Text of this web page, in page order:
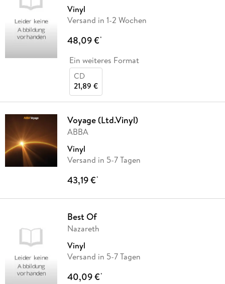
Vinyl
Versand in 1-2 Wochen
48,09 €*
Ein weiteres Format
CD
21,89 €
Voyage (Ltd.Vinyl)
ABBA
Vinyl
Versand in 5-7 Tagen
43,19 €*
Best Of
Nazareth
Vinyl
Versand in 5-7 Tagen
40,09 €*